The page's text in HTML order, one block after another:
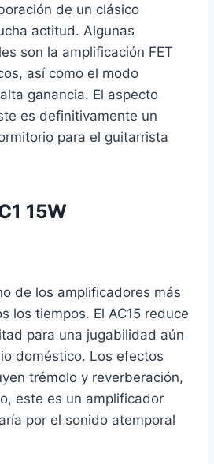
de un clásico
actitud. Algunas
son la amplificación FET
así como el modo
ganancia. El aspecto
es definitivamente un
para el guitarrista
15W
de los amplificadores más
los tiempos. El AC15 reduce
para una jugabilidad aún
doméstico. Los efectos
trémolo y reverberación,
este es un amplificador
por el sonido atemporal